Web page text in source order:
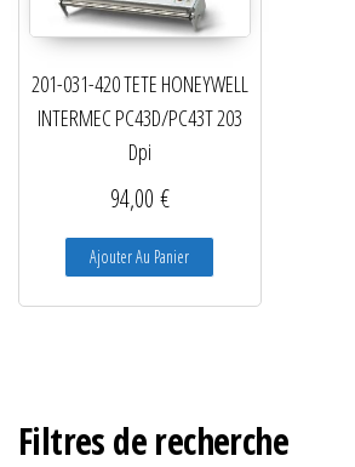
201-031-420 TETE HONEYWELL
INTERMEC PC43D/PC43T 203
Dpi
94,00 €
Ajouter Au Panier
Filtres de recherche